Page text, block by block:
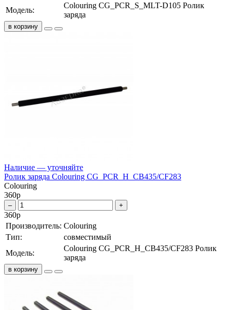
Модель:
Colouring CG_PCR_S_MLT-D105 Ролик
заряда
в корзину
Наличие — уточняйте
Ролик заряда Colouring CG_PCR_H_CB435/CF283
Colouring
360р
– +
360р
Производитель: Colouring
Тип:
совместимый
Модель:
Colouring CG_PCR_H_CB435/CF283 Ролик
заряда
в корзину